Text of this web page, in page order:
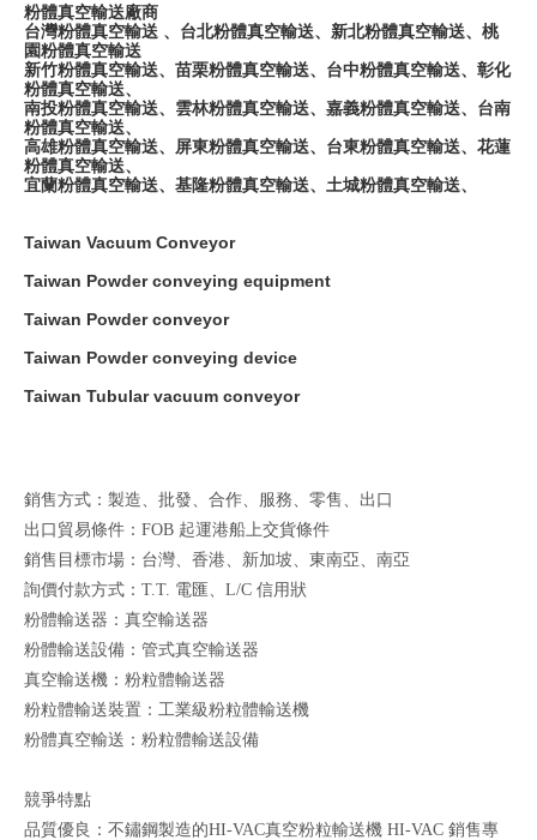
粉體真空輸送廠商
台灣粉體真空輸送 、台北粉體真空輸送、新北粉體真空輸送、桃
園粉體真空輸送
新竹粉體真空輸送、苗栗粉體真空輸送、台中粉體真空輸送、彰化
粉體真空輸送、
南投粉體真空輸送、雲林粉體真空輸送、嘉義粉體真空輸送、台南
粉體真空輸送、
高雄粉體真空輸送、屏東粉體真空輸送、台東粉體真空輸送、花蓮
粉體真空輸送、
宜蘭粉體真空輸送、基隆粉體真空輸送、土城粉體真空輸送、
Taiwan Vacuum Conveyor
Taiwan Powder conveying equipment
Taiwan Powder conveyor
Taiwan Powder conveying device
Taiwan Tubular vacuum conveyor
銷售方式：製造、批發、合作、服務、零售、出口
出口貿易條件：FOB 起運港船上交貨條件
銷售目標市場：台灣、香港、新加坡、東南亞、南亞
詢價付款方式：T.T. 電匯、L/C 信用狀
粉體輸送器：真空輸送器
粉體輸送設備：管式真空輸送器
真空輸送機：粉粒體輸送器
粉粒體輸送裝置：工業級粉粒體輸送機
粉體真空輸送：粉粒體輸送設備
競爭特點
品質優良：不鏽鋼製造的HI-VAC真空粉粒輸送機 HI-VAC 銷售專